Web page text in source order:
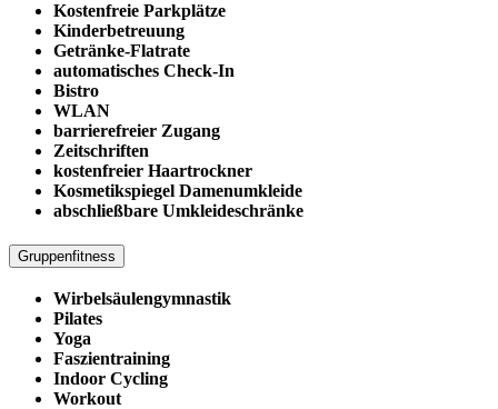
Kostenfreie Parkplätze
Kinderbetreuung
Getränke-Flatrate
automatisches Check-In
Bistro
WLAN
barrierefreier Zugang
Zeitschriften
kostenfreier Haartrockner
Kosmetikspiegel Damenumkleide
abschließbare Umkleideschränke
Gruppenfitness
Wirbelsäulengymnastik
Pilates
Yoga
Faszientraining
Indoor Cycling
Workout